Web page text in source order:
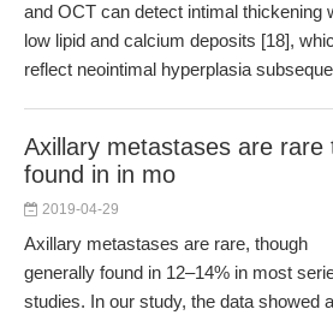
and OCT can detect intimal thickening
low lipid and calcium deposits [18],
reflect neointimal hyperplasia
Axillary metastases are rare
found in in mo
2019-04-29
Axillary metastases are rare, though
generally found in 12–14% in most
studies. In our study, the data showed a